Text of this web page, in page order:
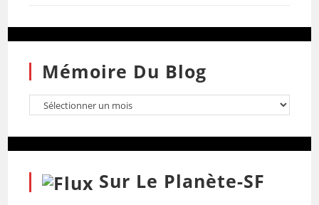
Mémoire Du Blog
Sur Le Planète-SF